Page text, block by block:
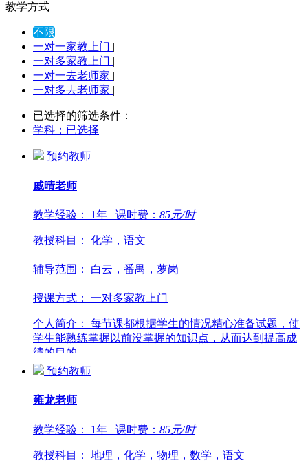
教学方式
不限|
一对一家教上门 |
一对多家教上门 |
一对一去老师家 |
一对多去老师家 |
已选择的筛选条件：
学科： 已选择
预约教师
戚晴老师
教学经验： 1年 课时费： 85元/时
教授科目： 化学，语文
辅导范围： 白云，番禺，萝岗
授课方式： 一对多家教上门
个人简介：
每节课都根据学生的情况精心准备试题，使
学生能熟练掌握以前没掌握的知识点，从而达到提高成
绩的目的...
预约教师
雍龙老师
教学经验： 1年 课时费： 85元/时
教授科目： 地理，化学，物理，数学，语文